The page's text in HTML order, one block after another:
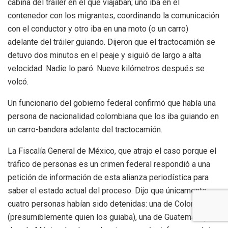
cabina del tráiler en el que viajaban; uno iba en el
contenedor con los migrantes, coordinando la comunicación
con el conductor y otro iba en una moto (o un carro)
adelante del tráiler guiando. Dijeron que el tractocamión se
detuvo dos minutos en el peaje y siguió de largo a alta
velocidad. Nadie lo paró. Nueve kilómetros después se
volcó.
Un funcionario del gobierno federal confirmó que había una
persona de nacionalidad colombiana que los iba guiando en
un carro-bandera adelante del tractocamión.
La Fiscalía General de México, que atrajo el caso porque el
tráfico de personas es un crimen federal respondió a una
petición de información de esta alianza periodística para
saber el estado actual del proceso. Dijo que únicamente
cuatro personas habían sido detenidas: una de Colombia
(presumiblemente quien los guiaba), una de Guatemala y